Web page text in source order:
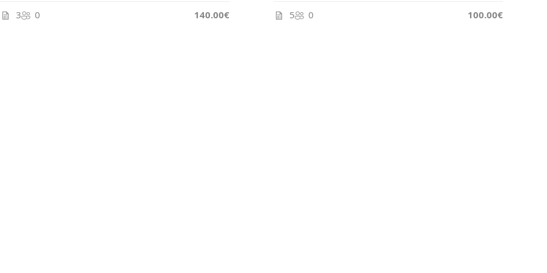
3 0 140.00€ 5 0 100.00€